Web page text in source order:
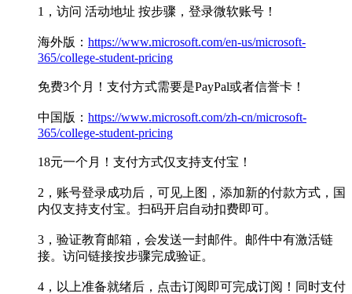
1，访问 活动地址 按步骤，登录微软账号！
海外版： https://www.microsoft.com/en-us/microsoft-
365/college-student-pricing
免费3个月！支付方式需要是PayPal或者信誉卡！
中国版： https://www.microsoft.com/zh-cn/microsoft-
365/college-student-pricing
18元一个月！支付方式仅支持支付宝！
2，账号登录成功后，可见上图，添加新的付款方式，国
内仅支持支付宝。扫码开启自动扣费即可。
3，验证教育邮箱，会发送一封邮件。邮件中有激活链
接。访问链接按步骤完成验证。
4，以上准备就绪后，点击订阅即可完成订阅！同时支付